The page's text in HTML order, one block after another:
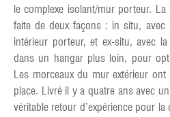
le complexe isolant/mur porteur.
faite de deux façons : in situ,
intérieur porteur, et ex-situ, avec
dans un hangar plus loin, pour
Les morceaux du mur extérieur
place. Livré il y a quatre ans avec
véritable retour d’expérience pour